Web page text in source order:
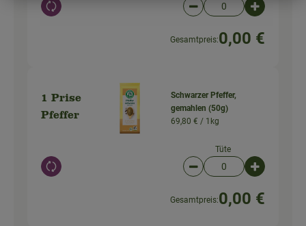
Auswahl ändern Artikelanzahl
Gesamtpreis:0,00 €
1 Prise
Pfeffer
Auswahl ändern
Schwarzer Pfeffer,
gemahlen (50g)
69,80 € / 1kg
Tüte
Artikelanzahl
Gesamtpreis:0,00 €